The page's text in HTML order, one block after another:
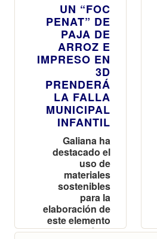
UN “FOC
PENAT” DE
PAJA DE
ARROZ E
IMPRESO EN
3D
PRENDERÁ
LA FALLA
MUNICIPAL
INFANTIL
Galiana ha
destacado el
uso de
materiales
sostenibles
para la
elaboración de
este elemento
que llevará las